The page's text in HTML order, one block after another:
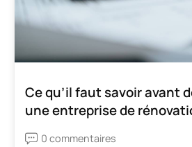
Ce qu’il faut savoir avant
une entreprise de
0 commentaires